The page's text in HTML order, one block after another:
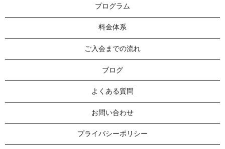
プログラム
料金体系
ご入会までの流れ
ブログ
よくある質問
お問い合わせ
プライバシーポリシー